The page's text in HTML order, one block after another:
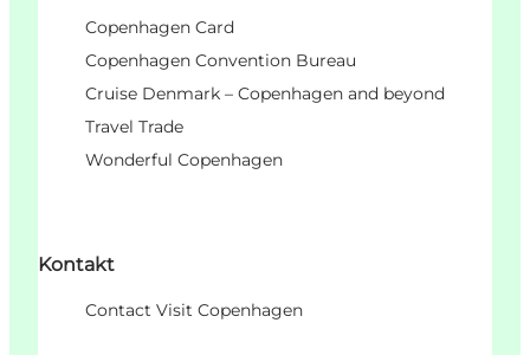
Copenhagen Card
Copenhagen Convention Bureau
Cruise Denmark – Copenhagen and beyond
Travel Trade
Wonderful Copenhagen
Kontakt
Contact Visit Copenhagen